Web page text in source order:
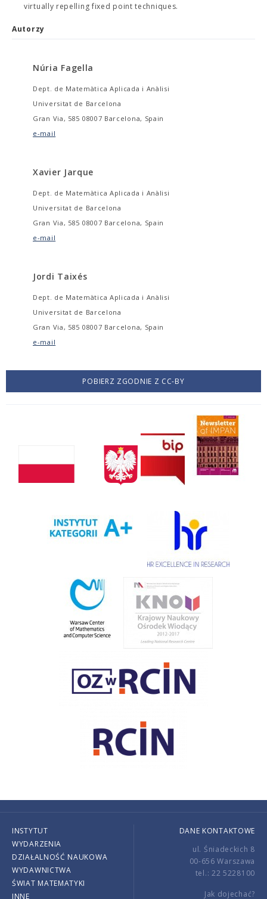
virtually repelling fixed point techniques.
Autorzy
Núria Fagella
Dept. de Matemàtica Aplicada i Anàlisi
Universitat de Barcelona
Gran Via, 585 08007 Barcelona, Spain
e-mail
Xavier Jarque
Dept. de Matemàtica Aplicada i Anàlisi
Universitat de Barcelona
Gran Via, 585 08007 Barcelona, Spain
e-mail
Jordi Taixés
Dept. de Matemàtica Aplicada i Anàlisi
Universitat de Barcelona
Gran Via, 585 08007 Barcelona, Spain
e-mail
POBIERZ ZGODNIE Z CC-BY
INSTYTUT
WYDARZENIA
DZIAŁALNOŚĆ NAUKOWA
WYDAWNICTWA
ŚWIAT MATEMATYKI
INNE
DANE KONTAKTOWE
ul. Śniadeckich 8
00-656 Warszawa
tel.: 22 5228100
Jak dojechać?